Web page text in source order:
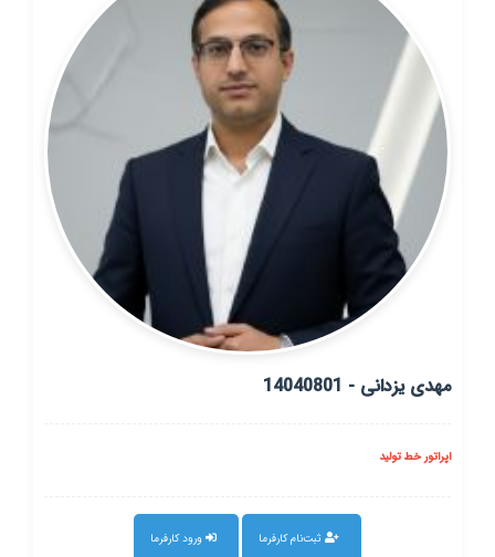
مهدی یزدانی - 14040801
اپراتور خط تولید
ثبت‌نام کارفرما ورود کارفرما